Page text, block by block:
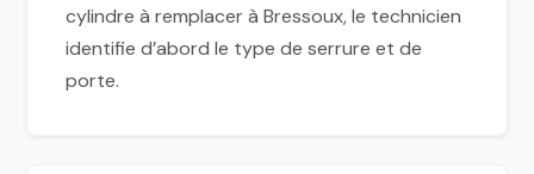
cylindre à remplacer à Bressoux, le technicien
identifie d’abord le type de serrure et de
porte.